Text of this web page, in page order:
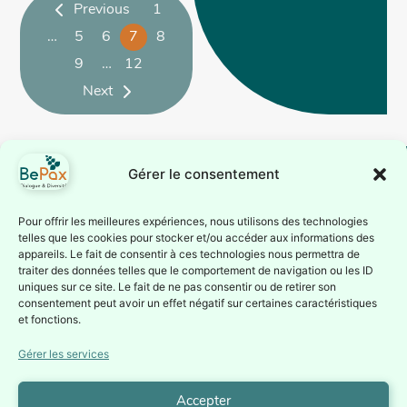
Gérer le consentement
Pour offrir les meilleures expériences, nous utilisons des technologies
telles que les cookies pour stocker et/ou accéder aux informations des
appareils. Le fait de consentir à ces technologies nous permettra de
traiter des données telles que le comportement de navigation ou les ID
uniques sur ce site. Le fait de ne pas consentir ou de retirer son
consentement peut avoir un effet négatif sur certaines caractéristiques
et fonctions.
Gérer les services
Accepter
manifestation nationale
du 24 mars à Bruxelles.
Ensemble, luttons
Previous
1
…
5 6 7
8
9
…
12
Next
Suivez-nous
Inscrivez-vous à notre
newsletter ou suivez nous
sur nos réseaux sociaux
Newsletter
BePax est reconnue
comme association
d’éducation
permanente par la
Fédération Wallonie-